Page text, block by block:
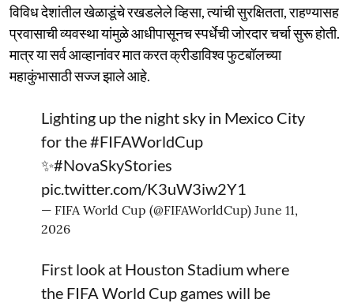
विविध देशांतील खेळाडूंचे रखडलेले व्हिसा, त्यांची सुरक्षितता, राहण्यासह
प्रवासाची व्यवस्था यांमुळे आधीपासूनच स्पर्धेची जोरदार चर्चा सुरू होती.
मात्र या सर्व आव्हानांवर मात करत क्रीडाविश्व फुटबॉलच्या
महाकुंभासाठी सज्ज झाले आहे.
Lighting up the night sky in Mexico City
for the#FIFAWorldCup
✨#NovaSkyStories
pic.twitter.com/K3uW3iw2Y1
— FIFA World Cup (@FIFAWorldCup) June 11,
2026
First look at Houston Stadium where
the FIFA World Cup games will be